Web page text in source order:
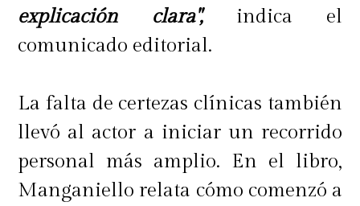
explicación clara",indica el
comunicado editorial.
La falta de certezas clínicas también
llevó al actor a iniciar un recorrido
personal más amplio. En el libro,
Manganiello relata cómo comenzó a